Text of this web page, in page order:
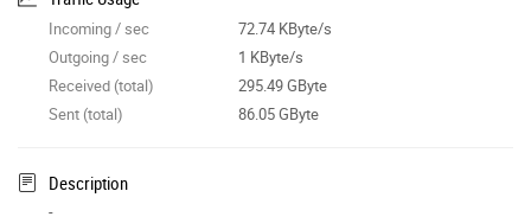
Incoming / sec
72.74 KByte/s
Outgoing / sec
1 KByte/s
Received (total)
295.49 GByte
Sent (total)
86.05 GByte
Description
-